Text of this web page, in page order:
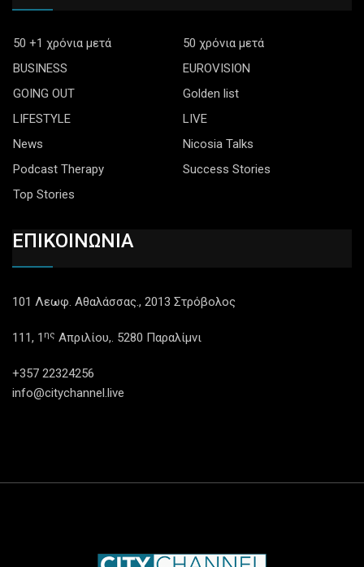
50 +1 χρόνια μετά
50 χρόνια μετά
BUSINESS
EUROVISION
GOING OUT
Golden list
LIFESTYLE
LIVE
News
Nicosia Talks
Podcast Therapy
Success Stories
Top Stories
ΕΠΙΚΟΙΝΩΝΙΑ
101 Λεωφ. Αθαλάσσας., 2013 Στρόβολος
111, 1 ης Απριλίου,. 5280 Παραλίμνι
+357 22324256
info@citychannel.live